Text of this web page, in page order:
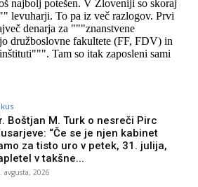
Boštjan M. Turk o nesreči Pirc
“Če se je njen kabinet
za tisto uro v petek, 31. julija,
v takšne...
avgusta, 2026